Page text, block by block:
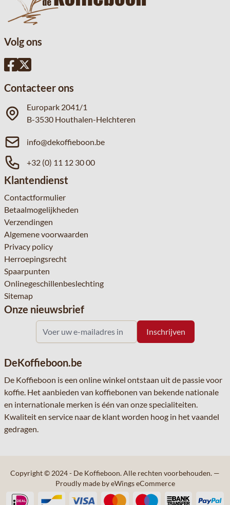
Volg ons
Contacteer ons
Europark 2041/1
B-3530 Houthalen-Helchteren
info@dekoffieboon.be
+32 (0) 11 12 30 00
Klantendienst
Contactformulier
Betaalmogelijkheden
Verzendingen
Algemene voorwaarden
Privacy policy
Herroepingsrecht
Spaarpunten
Onlinegeschillenbeslechting
Sitemap
Onze nieuwsbrief
DeKoffieboon.be
De Koffieboon is een online winkel ontstaan uit de passie voor
koffie. Het aanbieden van koffiebonen van bekende nationale
en internationale merken is één van onze specialiteiten.
Kwaliteit en service naar de klant worden hoog in het vaandel
gedragen.
Copyright © 2024 - De Koffieboon. Alle rechten voorbehouden. —
Proudly made by eWings eCommerce